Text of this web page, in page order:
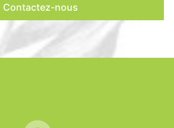
Contactez-nous